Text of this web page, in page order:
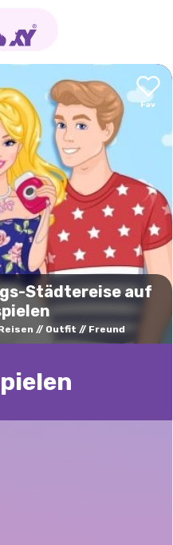
Städtereise auf
Outfit Freund